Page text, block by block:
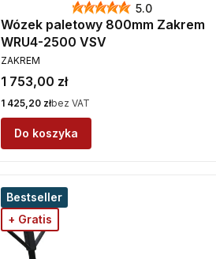
5.0
Wózek paletowy 800mm Zakrem
WRU4-2500 VSV
PRODUCENT
ZAKREM
Cena
1 753,00 zł
Cena
1 425,20 złbez VAT
Do koszyka
Bestseller
+ Gratis